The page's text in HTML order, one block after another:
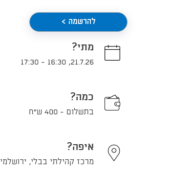
להרשמה >
מתי?
21.7.26
,
16:30
-
17:30
כמה?
בתשלום - 400 ש"ח
איפה?
מרכז קהילתי בבלי, ירושלמי 18, תל אביב - יפו